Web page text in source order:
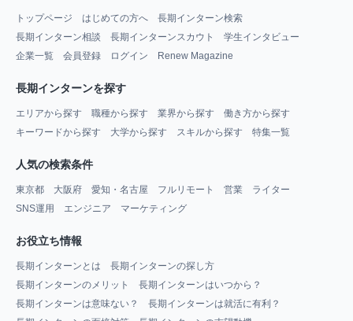
トップページ はじめての方へ
長期インターン検索
長期インターン相談
長期インターンスカウト
学生インタビュー
企業一覧
会員登録 ログイン Renew Magazine
長期インターンを探す
エリアから探す 職種から探す 業界から探す
働き方から探す
キーワードから探す
大学から探す スキルから探す 特集一覧
人気の検索条件
東京都 大阪府 愛知・名古屋 フルリモート 営業
ライター
SNS運用
エンジニア マーケティング
お役立ち情報
長期インターンとは
長期インターンの探し方
長期インターンのメリット
長期インターンはいつから？
長期インターンは意味ない？
長期インターンは就活に有利？